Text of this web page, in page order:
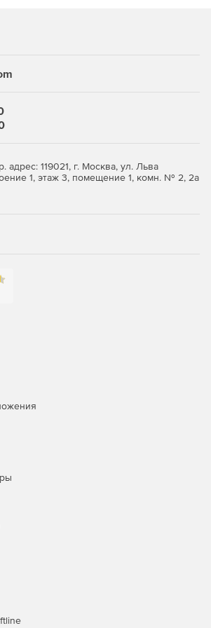
законодательства.
требуется эффективное
доступность информации,
и защиту данных.
119021, г. Москва, ул. Льва
1, этаж 3, помещение 1, комн. № 2, 2а